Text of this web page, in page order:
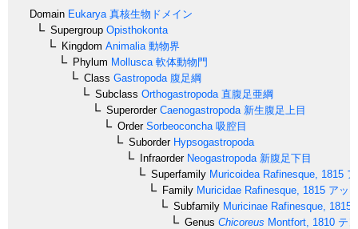
Domain Eukarya 真核生物ドメイン
Supergroup Opisthokonta
Kingdom Animalia 動物界
Phylum Mollusca 軟体動物門
Class Gastropoda 腹足綱
Subclass Orthogastropoda 直腹足亜綱
SuperorderCaenogastropoda 新生腹足上目
OrderSorbeoconcha 吸腔目
SuborderHypsogastropoda
InfraorderNeogastropoda 新腹足下目
Superfamily Muricoidea Rafinesque, 1815
Family Muricidae Rafinesque, 1815 アッ
Subfamily Muricinae Rafinesque, 1815
Genus Chicoreus Montfort, 1810 テ